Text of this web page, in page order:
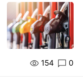
154 0